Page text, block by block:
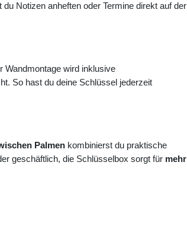
Notizen anheften oder Termine direkt auf der
Wandmontage wird inklusive
So hast du deine Schlüssel jederzeit
Palmen kombinierst du praktische
geschäftlich, die Schlüsselbox sorgt für mehr